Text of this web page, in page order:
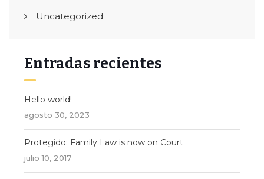
Uncategorized
Entradas recientes
Hello world!
agosto 30, 2023
Protegido: Family Law is now on Court
julio 10, 2017